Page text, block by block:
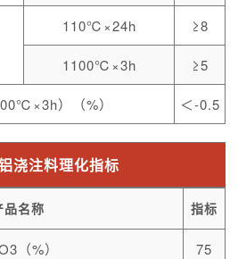
110℃×24h ≥8
1100℃×3h ≥5
）（%） ＜-0.5
浇注料理化指标
品名称 指标
（%） 75